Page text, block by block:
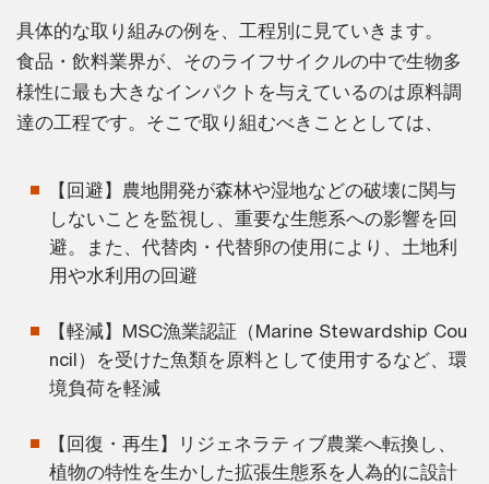
具体的な取り組みの例を、工程別に見ていきます。
食品・飲料業界が、そのライフサイクルの中で生物多
様性に最も大きなインパクトを与えているのは原料調
達の工程です。そこで取り組むべきこととしては、
【回避】農地開発が森林や湿地などの破壊に関与
しないことを監視し、重要な生態系への影響を回
避。また、代替肉・代替卵の使用により、土地利
用や水利用の回避
【軽減】MSC漁業認証（Marine Stewardship Cou
ncil）を受けた魚類を原料として使用するなど、環
境負荷を軽減
【回復・再生】リジェネラティブ農業へ転換し、
植物の特性を生かした拡張生態系を人為的に設計